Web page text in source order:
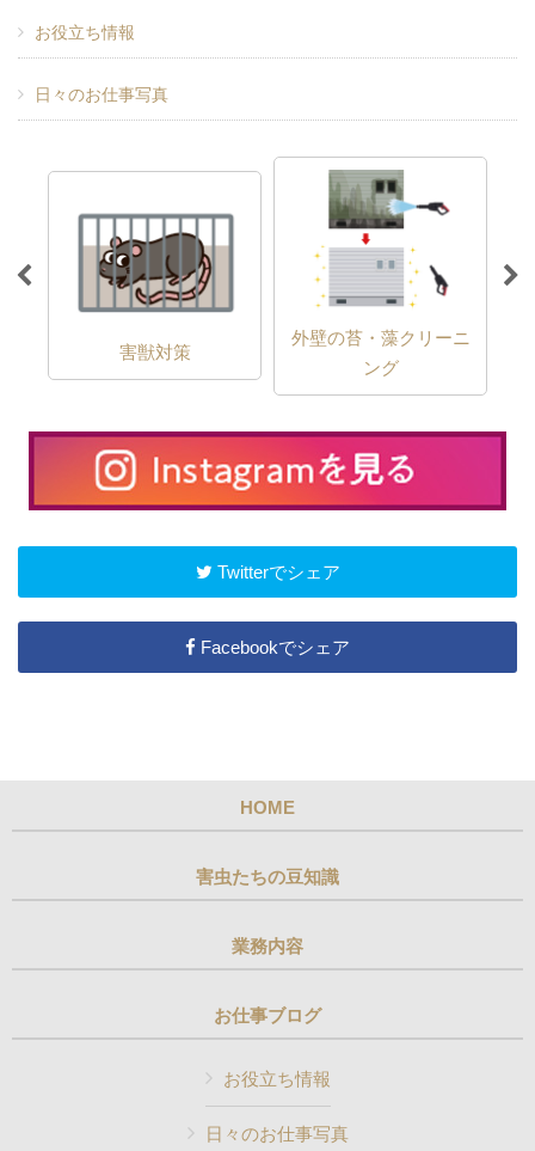
お役立ち情報
日々のお仕事写真
害獣対策
外壁の苔・藻クリーニ
ング
Twitterでシェア
Facebookでシェア
HOME
害虫たちの豆知識
業務内容
お仕事ブログ
お役立ち情報
日々のお仕事写真